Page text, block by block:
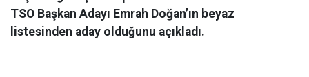
TSO Başkan Adayı Emrah Doğan’ın beyaz
listesinden aday olduğunu açıkladı.